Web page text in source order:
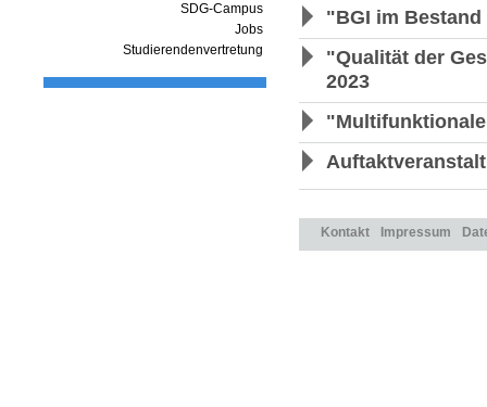
SDG-Campus
Jobs
Studierendenvertretung
"BGI im
"Qualität der
2023
Kontakt Impressum